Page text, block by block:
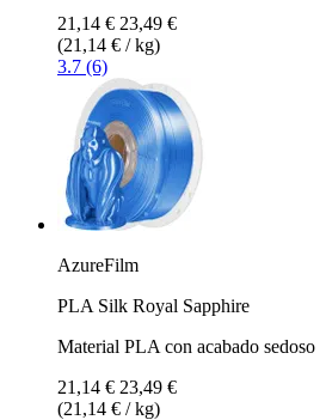
21,14 € 23,49 €
(21,14 € / kg)
3.7 (6)
AzureFilm
PLA Silk Royal Sapphire
Material PLA con acabado sedoso
21,14 € 23,49 €
(21,14 € / kg)